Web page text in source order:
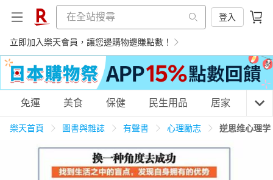
登入
立即加入樂天會員，讓您邊購物邊賺點數！
購物網分類
天天免運 美食蛋糕 養生保健
免運 美食 保健 民生用品 居家 3C
樂天首頁 圖書與雜誌 有聲書 心理勵志 逆思维心理学